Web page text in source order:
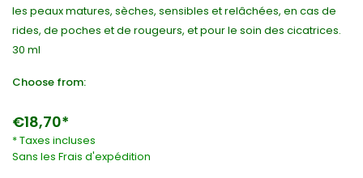
les peaux matures, sèches, sensibles et relâchées, en cas de
rides, de poches et de rougeurs, et pour le soin des cicatrices.
30 ml
Choose from:
€18,70*
* Taxes incluses
Sans les Frais d'expédition